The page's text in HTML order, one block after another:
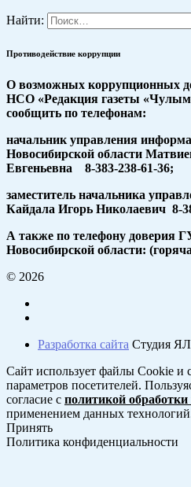
Найти:
Противодействие коррупции
О возможных коррупционных
НСО «Редакция газеты
сообщить по телефонам:
начальник управления
Новосибирской области
Евгеньевна 8-383-238-61-36;
заместитель начальника
Кайдала Игорь Николаевич 8-
А также по телефону доверия
Новосибирской области:
© 2026
Разработка сайта Студия ЯЛ
Сайт использует файлы Cookie и
параметров посетителей.
согласие с политикой
применением данных
Принять
Политика конфиденциальности